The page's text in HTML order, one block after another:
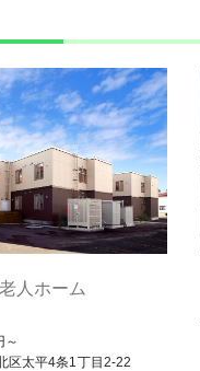
人ホーム
～
区太平4条1丁目2-22